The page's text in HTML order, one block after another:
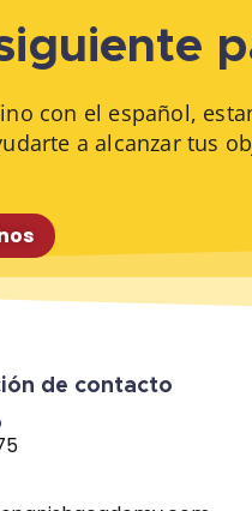
con el español,
a alcanzar tus
de contacto